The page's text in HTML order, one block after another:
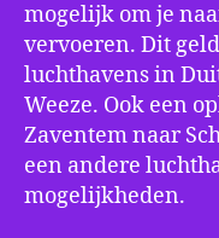
mogelijk om je
vervoeren. Dit
luchthavens in
Weeze. Ook een
Zaventem naar
een andere
mogelijkheden.